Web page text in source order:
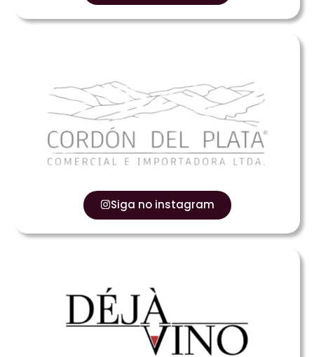
Siga no instagram